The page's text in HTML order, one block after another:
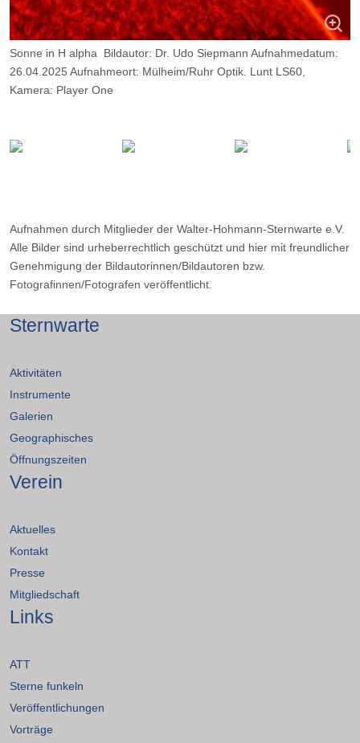
Sonne in H alpha Bildautor: Dr. Udo Siepmann Aufnahmedatum:
26.04.2025 Aufnahmeort: Mülheim/Ruhr Optik. Lunt LS60,
Kamera: Player One
Aufnahmen durch Mitglieder der Walter-Hohmann-Sternwarte e.V.
Alle Bilder sind urheberrechtlich geschützt und hier mit freundlicher
Genehmigung der Bildautorinnen/Bildautoren bzw.
Fotografinnen/Fotografen veröffentlicht.
Sternwarte
Aktivitäten
Instrumente
Galerien
Geographisches
Öffnungszeiten
Verein
Aktuelles
Kontakt
Presse
Mitgliedschaft
Links
ATT
Sterne funkeln
Veröffentlichungen
Vorträge